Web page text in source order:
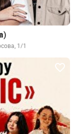
1/1